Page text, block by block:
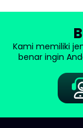
Kami memiliki
benar ingin